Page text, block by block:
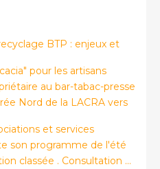
BTP : enjeux et
pour les artisans
au bar-tabac-presse
Nord de la LACRA vers
et services
son programme de l'été
classée . Consultation ...